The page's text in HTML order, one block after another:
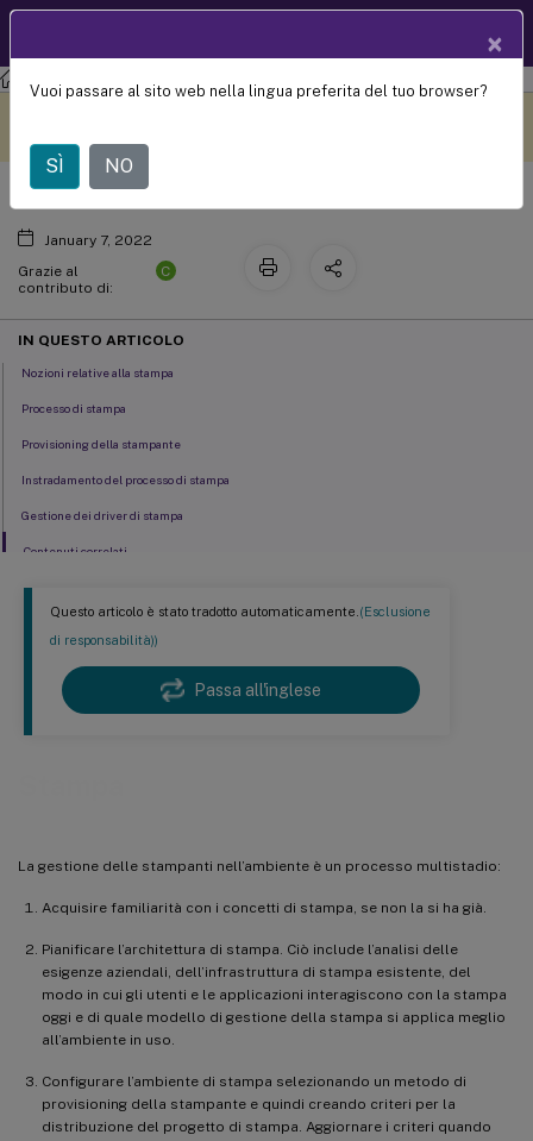
Citrix Virtual Apps and Desktops 7 2308
Questo articolo è stato tradotto automaticamente.(Esclusione
di responsabilità))
Passa all'inglese
La gestione delle stampanti nell’ambiente è un processo multistadio:
Acquisire familiarità con i concetti di stampa, se non la si ha già.
Pianificare l’architettura di stampa. Ciò include l’analisi delle
esigenze aziendali, dell’infrastruttura di stampa esistente, del
modo in cui gli utenti e le applicazioni interagiscono con la stampa
oggi e di quale modello di gestione della stampa si applica meglio
all’ambiente in uso.
Configurare l’ambiente di stampa selezionando un metodo di
provisioning della stampante e quindi creando criteri per la
distribuzione del progetto di stampa. Aggiornare i criteri quando
Stampa
January 7, 2022
Grazie al
contributo di:
C
IN QUESTO ARTICOLO
Nozioni relative alla stampa
Processo di stampa
Provisioning della stampante
Instradamento del processo di stampa
Gestione dei driver di stampa
Contenuti correlati
×
Vuoi passare al sito web nella lingua preferita del tuo browser?
SÌ NO